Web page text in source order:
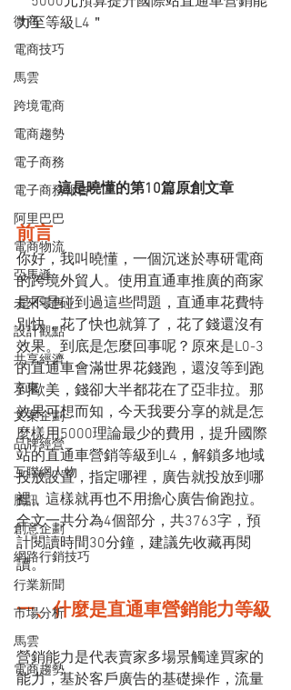
微商
電商技巧
馬雲
跨境電商
電商趨勢
電子商務
電子商務報告
阿里巴巴
電商物流
亞馬遜
未來零售
設計觀點
共享經濟
京東
文案企劃
品牌經營
互聯網人物
騰訊
創意企劃
網路行銷技巧
行業新聞
市場分析
馬雲
電商趨勢
力至等級L4＂
這是曉懂的第10篇原創文章
前言
你好，我叫曉懂，一個沉迷於專研電商
的跨境外貿人。使用直通車推廣的商家
是不是碰到過這些問題，直通車花費特
別快，花了快也就算了，花了錢還沒有
效果。到底是怎麼回事呢？原來是L0-3
的直通車會滿世界花錢跑，還沒等到跑
到歐美，錢卻大半都花在了亞非拉。那
效果可想而知，今天我要分享的就是怎
麼樣用5000理論最少的費用，提升國際
站的直通車營銷等級到L4，解鎖多地域
投放設置，指定哪裡，廣告就投放到哪
裡。這樣就再也不用擔心廣告偷跑拉。
全文一共分為4個部分，共3763字，預
計閱讀時間30分鐘，建議先收藏再閱
讀。
一、什麼是直通車營銷能力等級
營銷能力是代表賣家多場景觸達買家的
能力，基於客戶廣告的基礎操作，流量